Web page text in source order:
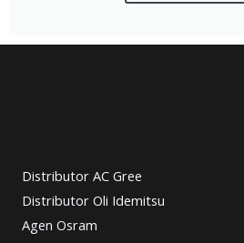
Distributor AC Gree
Distributor Oli Idemitsu
Agen Osram